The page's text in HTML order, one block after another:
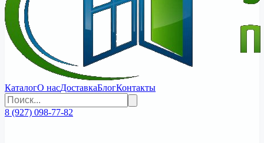
КаталогО насДоставкаБлогКонтакты
8 (927) 098-77-82